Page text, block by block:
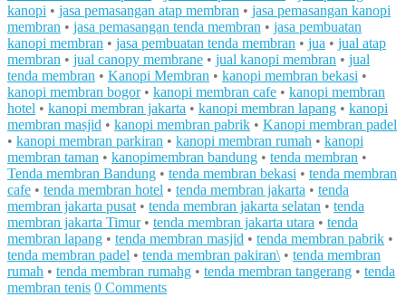
kanopi • jasa pemasangan atap membran • jasa pemasangan kanopi
membran • jasa pemasangan tenda membran • jasa pembuatan
kanopi membran • jasa pembuatan tenda membran • jua • jual atap
membran • jual canopy membrane • jual kanopi membran • jual
tenda membran • Kanopi Membran • kanopi membran bekasi •
kanopi membran bogor• kanopi membran cafe • kanopi membran
hotel • kanopi membran jakarta • kanopi membran lapang • kanopi
membran masjid • kanopi membran pabrik • Kanopi membran padel
• kanopi membran parkiran • kanopi membran rumah • kanopi
membran taman • kanopimembran bandung • tenda membran •
Tenda membran Bandung • tenda membran bekasi • tenda membran
cafe • tenda membran hotel • tenda membran jakarta • tenda
membran jakarta pusat • tenda membran jakarta selatan • tenda
membran jakarta Timur• tenda membran jakarta utara • tenda
membran lapang • tenda membran masjid • tenda membran pabrik •
tenda membran padel • tenda membran pakiran\ • tenda membran
rumah • tenda membran rumahg • tenda membran tangerang • tenda
membran tenis 0 Comments